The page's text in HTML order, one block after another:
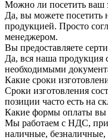
Можно ли посетить ваш
Да, вы можете посетить
продукцией. Просто
менеджером.
Вы предоставляете
Да, вся наша продукция
необходимыми
Какие сроки
Сроки изготовления
позиции часто есть на
Какие формы оплаты вы
Мы работаем с НДС,
наличные, безналичные,